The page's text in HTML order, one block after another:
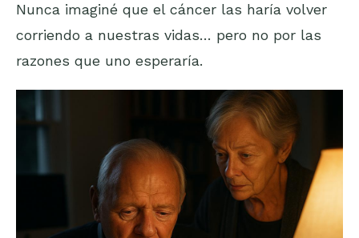
Nunca imaginé que el cáncer las haría volver
corriendo a nuestras vidas… pero no por las
razones que uno esperaría.